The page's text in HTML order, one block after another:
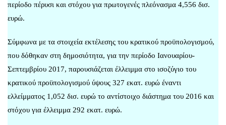
περίοδο πέρυσι και στόχου για πρωτογενές πλεόνασμα 4,556 δισ.
ευρώ.
Σύμφωνα με τα στοιχεία εκτέλεσης του κρατικού προϋπολογισμού,
που δόθηκαν στη δημοσιότητα, για την περίοδο Ιανουαρίου-
Σεπτεμβρίου 2017, παρουσιάζεται έλλειμμα στο ισοζύγιο του
κρατικού προϋπολογισμού ύψους 327 εκατ. ευρώ έναντι
ελλείμματος 1,052 δισ. ευρώ το αντίστοιχο διάστημα του 2016 και
στόχου για έλλειμμα 292 εκατ. ευρώ.